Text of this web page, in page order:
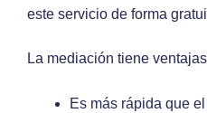
este servicio de forma
La mediación tiene
Es más rápida que